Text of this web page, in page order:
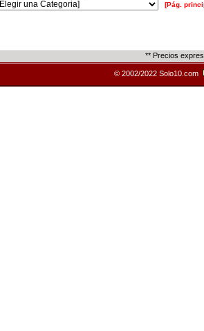
[Pág.
** Precios
© 2002/2022 Solo10.com